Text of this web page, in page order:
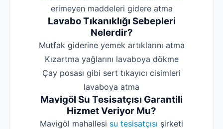
erimeyen maddeleri gidere atma
Lavabo Tıkanıklığı Sebepleri
Nelerdir?
‌Mutfak giderine yemek artıklarını atma
‌Kızartma yağlarını lavaboya dökme
‌Çay posası gibi sert tıkayıcı cisimleri
lavaboya atma
Mavigöl Su Tesisatçısı Garantili
Hizmet Veriyor Mu?
Mavigöl mahallesi su tesisatçısı şirketi